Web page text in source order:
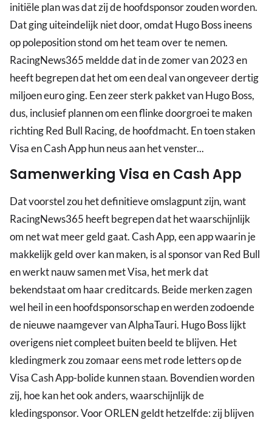
initiële plan was dat zij de hoofdsponsor zouden worden.
Dat ging uiteindelijk niet door, omdat Hugo Boss ineens
op poleposition stond om het team over te nemen.
RacingNews365 meldde dat in de zomer van 2023 en
heeft begrepen dat het om een deal van ongeveer dertig
miljoen euro ging. Een zeer sterk pakket van Hugo Boss,
dus, inclusief plannen om een flinke doorgroei te maken
richting Red Bull Racing, de hoofdmacht. En toen staken
Visa en Cash App hun neus aan het venster...
Samenwerking Visa en Cash App
Dat voorstel zou het definitieve omslagpunt zijn, want
RacingNews365 heeft begrepen dat het waarschijnlijk
om net wat meer geld gaat. Cash App, een app waarin je
makkelijk geld over kan maken, is al sponsor van Red Bull
en werkt nauw samen met Visa, het merk dat
bekendstaat om haar creditcards. Beide merken zagen
wel heil in een hoofdsponsorschap en werden zodoende
de nieuwe naamgever van AlphaTauri. Hugo Boss lijkt
overigens niet compleet buiten beeld te blijven. Het
kledingmerk zou zomaar eens met rode letters op de
Visa Cash App-bolide kunnen staan. Bovendien worden
zij, hoe kan het ook anders, waarschijnlijk de
kledingsponsor. Voor ORLEN geldt hetzelfde: zij blijven